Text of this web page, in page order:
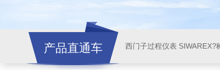
产品直通车 西门子过程仪表 SIWAREX?